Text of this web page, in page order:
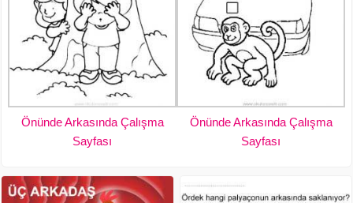
Önünde Arkasında Çalışma
Sayfası
Önünde Arkasında Çalışma
Sayfası